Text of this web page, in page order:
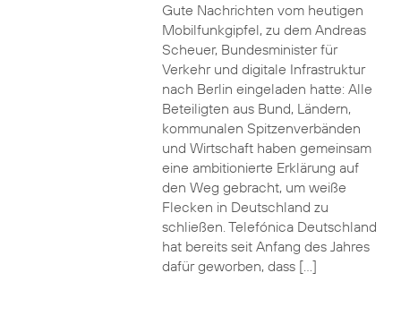
Gute Nachrichten vom heutigen
Mobilfunkgipfel, zu dem Andreas
Scheuer, Bundesminister für
Verkehr und digitale Infrastruktur
nach Berlin eingeladen hatte: Alle
Beteiligten aus Bund, Ländern,
kommunalen Spitzenverbänden
und Wirtschaft haben gemeinsam
eine ambitionierte Erklärung auf
den Weg gebracht, um weiße
Flecken in Deutschland zu
schließen. Telefónica Deutschland
hat bereits seit Anfang des Jahres
dafür geworben, dass […]